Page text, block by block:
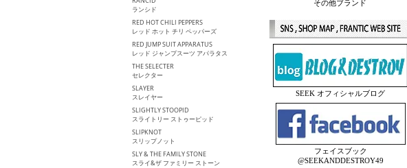
ランシド
RED HOT CHILI PEPPERS
レッド ホット チリ ペッパーズ
RED JUMP SUIT APPARATUS
レッド ジャンプスーツ アパラタス
THE SELECTER
セレクター
SLAYER
スレイヤー
SLIGHTLY STOOPID
スライトリー ストゥーピッド
SLIPKNOT
スリップノット
SLY & THE FAMILY STONE
スライ&ザ ファミリー ストーン
その他ブランド
SEEK オフィシャルブログ
フェイスブック
@SEEKANDDESTROY49